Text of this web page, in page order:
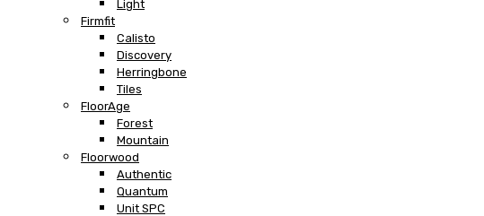
Light
Firmfit
Calisto
Discovery
Herringbone
Tiles
FloorAge
Forest
Mountain
Floorwood
Authentic
Quantum
Unit SPC